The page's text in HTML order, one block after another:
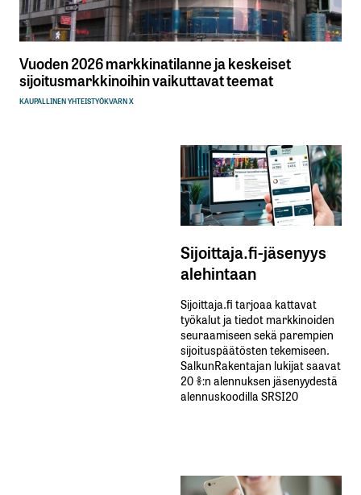
Vuoden 2026 markkinatilanne ja keskeiset
sijoitusmarkkinoihin vaikuttavat teemat
KAUPALLINEN YHTEISTYÖKVARN X
Sijoittaja.fi-jäsenyys
alehintaan
Sijoittaja.fi tarjoaa kattavat
työkalut ja tiedot markkinoiden
seuraamiseen sekä parempien
sijoituspäätösten tekemiseen.
SalkunRakentajan lukijat saavat
20 %:n alennuksen jäsenyydestä
alennuskoodilla SRSI20